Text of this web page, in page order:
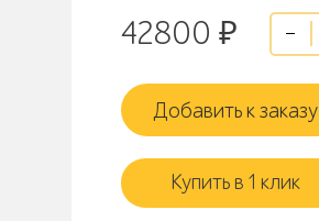
42800 ₽
Добавить к заказу
Купить в 1 клик